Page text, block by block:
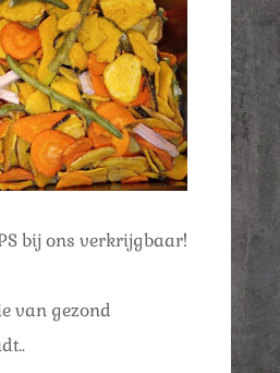
bij ons verkrijgbaar!
van gezond